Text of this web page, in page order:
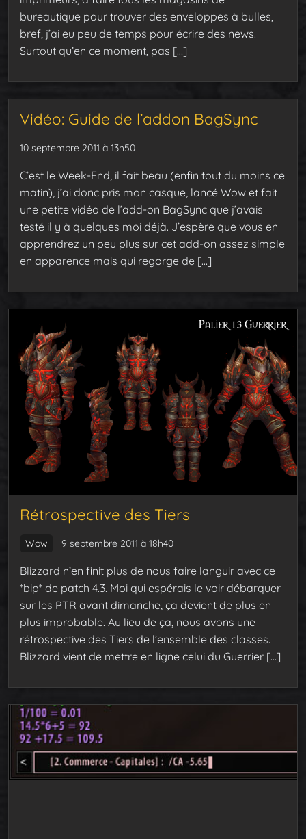
bureautique pour trouver des enveloppes à bulles,
bref, j’ai eu peu de temps pour écrire des news.
Surtout qu’en ce moment, pas […]
Vidéo: Guide de l’addon BagSync
10 septembre 2011 à 13h50
C’est le Week-End, il fait beau (enfin tout du moins ce
matin), j’ai donc pris mon casque, lancé Wow et fait
une petite vidéo de l’add-on BagSync que j’avais
testé il y à quelques moi déjà. J’espère que vous en
apprendrez un peu plus sur cet add-on assez simple
en apparence mais qui regorge de […]
Rétrospective des Tiers
Wow 9 septembre 2011 à 18h40
Blizzard n’en finit plus de nous faire languir avec ce
*bip* de patch 4.3. Moi qui espérais le voir débarquer
sur les PTR avant dimanche, ça devient de plus en
plus improbable. Au lieu de ça, nous avons une
rétrospective des Tiers de l’ensemble des classes.
Blizzard vient de mettre en ligne celui du Guerrier […]